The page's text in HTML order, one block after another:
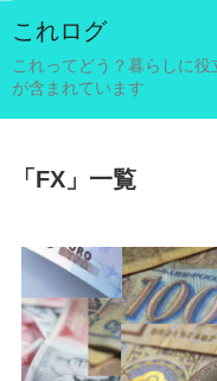
これログ
これってどう？暮らしに
が含まれています
「 FX 」 一覧